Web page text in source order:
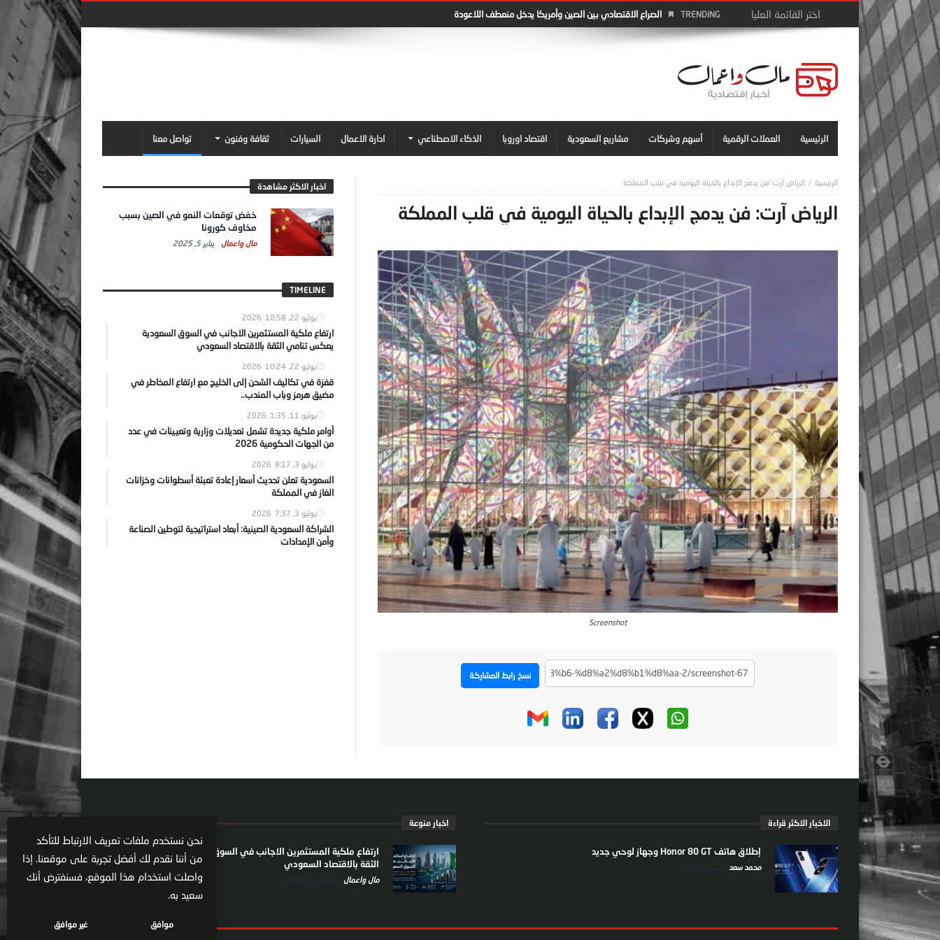
TRENDING الصراع الاقتصادي بين الصين وأمريكا يدخل منعطف اللاعودة
الرئيسية العملات الرقمية أسهم وشركات مشاريع السعودية اقتصاد اوروبا الذكاء الاصطناعي ادارة الاعمال السيارات ثقافة وفنون تواصل معنا
الرياض آرت: فن يدمج الإبداع بالحياة اليومية في قلب المملكة
الرياض آرت: فن يدمج الإبداع بالحياة اليومية في قلب المملكة
Screenshot
نسخ رابط المشاركة
اخبار الاكثر مشاهدة
خفض توقعات النمو في الصين بسبب
مخاوف كورونا
مال واعمال يناير 5, 2025
TIMELINE
يوليو 22, 2026 10:58
ارتفاع ملكية المستثمرين الاجانب في السوق السعودية
يعكس تنامي الثقة بالاقتصاد السعودي
يوليو 22, 2026 10:24
قفزة في تكاليف الشحن إلى الخليج مع ارتفاع المخاطر في
مضيق هرمز وباب المندب..
يوليو 11, 2026 1:35
أوامر ملكية جديدة تشمل تعديلات وزارية وتعيينات في عدد
من الجهات الحكومية 2026
يوليو 3, 2026 8:17
السعودية تعلن تحديث أسعار إعادة تعبئة أسطوانات وخزانات
الغاز في المملكة
يوليو 3, 2026 7:37
الشراكة السعودية الصينية: أبعاد استراتيجية لتوطين الصناعة
وأمن الإمدادات
الاخبار الاكثر قراءة
إطلاق هاتف Honor 80 GT وجهاز لوحي جديد
محمد سعد
اخبار منوعة
ارتفاع ملكية المستثمرين الاجانب في السوق السعودية يعكس تنامي
الثقة بالاقتصاد السعودي
مال واعمال
نحن نستخدم ملفات تعريف الارتباط للتأكد
من أننا نقدم لك أفضل تجربة على موقعنا. إذا
واصلت استخدام هذا الموقع، فسنفترض أنك
سعيد به.
موافق غير موافق